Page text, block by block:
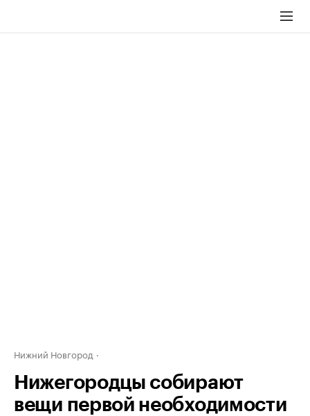
Нижний Новгород
Нижегородцы собирают
вещи первой необходимости